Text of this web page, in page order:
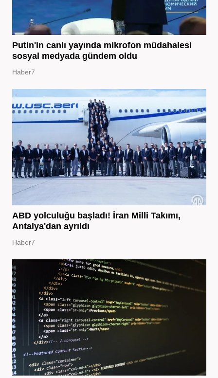
Putin'in canlı yayında mikrofon müdahalesi
sosyal medyada gündem oldu
Haber7
ABD yolculuğu başladı! İran Milli Takımı,
Antalya'dan ayrıldı
Haber7